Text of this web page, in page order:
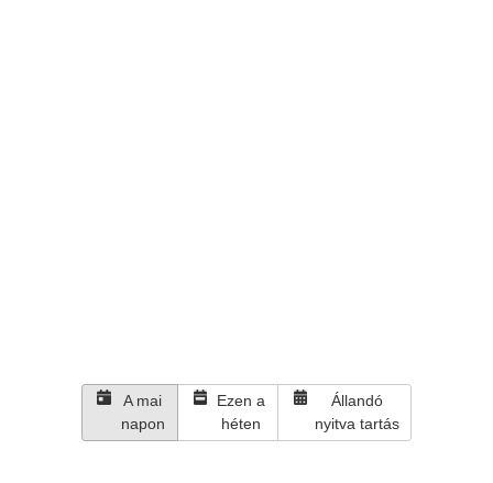
A mai
napon
Ezen a
héten
Állandó
nyitva tartás